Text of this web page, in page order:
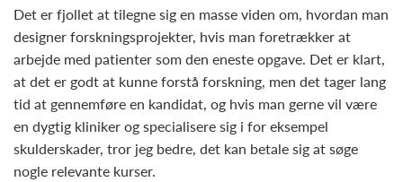
Det er fjollet at tilegne sig en masse viden om, hvordan man
designer forskningsprojekter, hvis man foretrækker at
arbejde med patienter som den eneste opgave. Det er klart,
at det er godt at kunne forstå forskning, men det tager lang
tid at gennemføre en kandidat, og hvis man gerne vil være
en dygtig kliniker og specialisere sig i for eksempel
skulderskader, tror jeg bedre, det kan betale sig at søge
nogle relevante kurser.